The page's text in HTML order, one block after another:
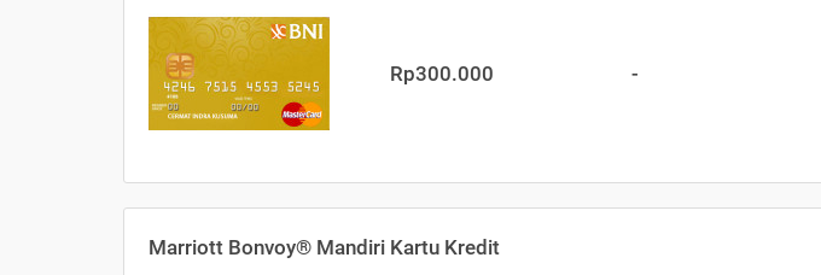
Rp300.000 -
Marriott Bonvoy® Mandiri Kartu Kredit